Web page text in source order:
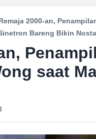
2000-an,
Bareng Bikin
saat